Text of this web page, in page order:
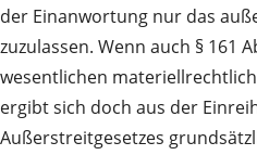
der Einanwortung nur das
zuzulassen. Wenn auch § 161
wesentlichen
ergibt sich doch aus der
Außerstreitgesetzes